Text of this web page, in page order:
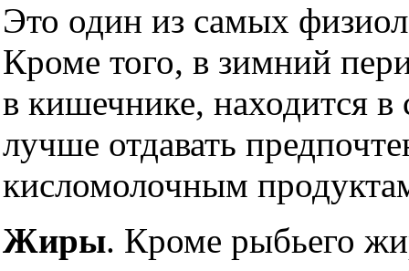
Это один из самых
Кроме того, в зимний
в кишечнике, находится
лучше отдавать
кисломолочным
Жиры. Кроме рыбьего